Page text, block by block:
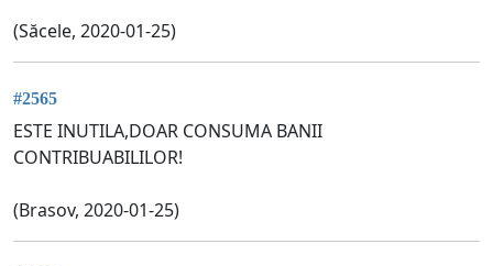
(Săcele, 2020-01-25)
#2565
ESTE INUTILA,DOAR CONSUMA BANII
CONTRIBUABILILOR!
(Brasov, 2020-01-25)